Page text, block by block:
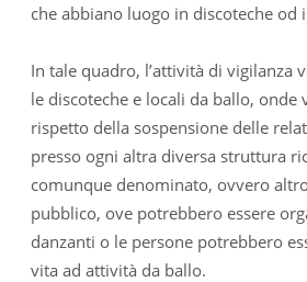
che abbiano luogo in discoteche od
In tale quadro, l’attività di vigilanza
le discoteche e locali da ballo, onde
rispetto della sospensione delle
presso ogni altra diversa struttura
comunque denominato, ovvero
pubblico, ove potrebbero essere
danzanti o le persone potrebbero
vita ad attività da ballo.